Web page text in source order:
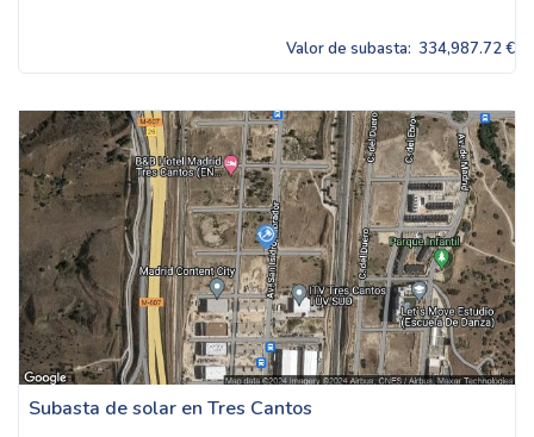
Valor de subasta: 334,987.72 €
Subasta de solar en Tres Cantos